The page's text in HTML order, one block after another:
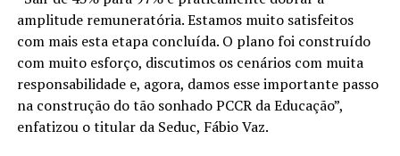
amplitude remuneratória. Estamos muito satisfeitos
com mais esta etapa concluída. O plano foi construído
com muito esforço, discutimos os cenários com muita
responsabilidade e, agora, damos esse importante passo
na construção do tão sonhado PCCR da Educação”,
enfatizou o titular da Seduc, Fábio Vaz.